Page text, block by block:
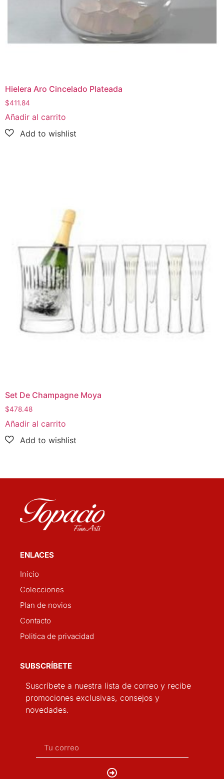
Hielera Aro Cincelado Plateada
$411.84
Añadir al carrito
Set De Champagne Moya
$478.48
Añadir al carrito
ENLACES
Inicio
Colecciones
Plan de novios
Contacto
Politica de privacidad
SUBSCRÍBETE
Suscríbete a nuestra lista de correo y recibe
promociones exclusivas, consejos y
novedades.